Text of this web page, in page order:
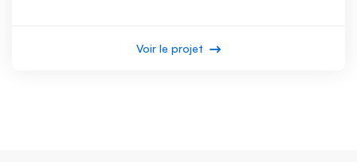
Voir le projet